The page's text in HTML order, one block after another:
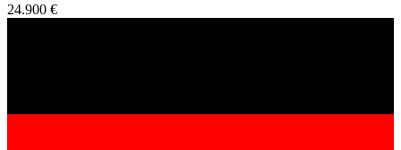
24.900 €